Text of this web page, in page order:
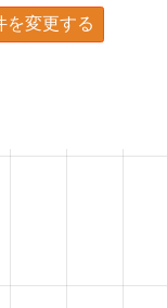
を変更する